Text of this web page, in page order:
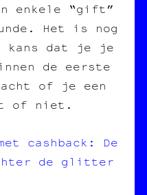
enkele “gift”
Het is nog
kans dat je je
de eerste
of je een
of niet.
cashback: De
de glitter